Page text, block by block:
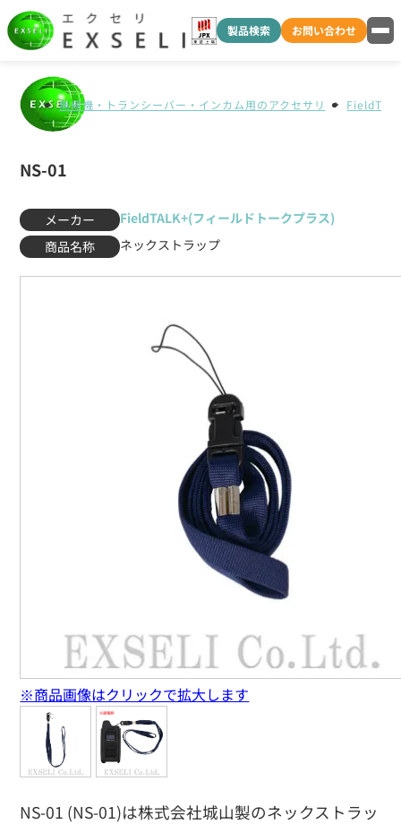
製品検索 お問い合わせ
無線機・トランシーバー・インカム用のアクセサリ
NS-01
メーカー
FieldTALK+(フィールドトークプラス)
商品名称
ネックストラップ
NS-01 (NS-01)は株式会社城山製のネックストラッ
※商品画像はクリックで拡大します